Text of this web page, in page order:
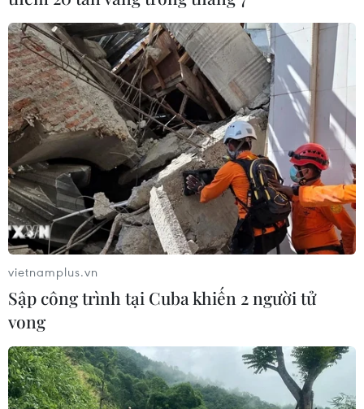
vietnamplus.vn
Sập công trình tại Cuba khiến 2 người tử
vong